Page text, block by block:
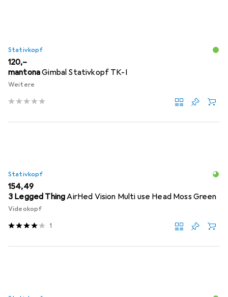
Stativkopf
EUR
120,–
mantonaGimbal Stativkopf TK-I
Weitere
Stativkopf
EUR
154,49
3 Legged ThingAirHed Vision Multi use Head Moss Green
Videokopf
1